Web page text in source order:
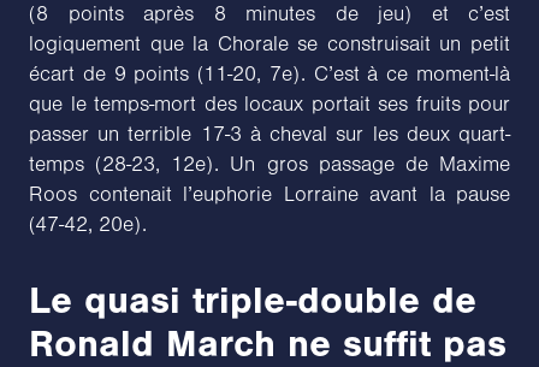
(8 points après 8 minutes de jeu) et c’est
logiquement que la Chorale se construisait un petit
écart de 9 points (11-20, 7e). C’est à ce moment-là
que le temps-mort des locaux portait ses fruits pour
passer un terrible 17-3 à cheval sur les deux quart-
temps (28-23, 12e). Un gros passage de Maxime
Roos contenait l’euphorie Lorraine avant la pause
(47-42, 20e).
Le quasi triple-double de
Ronald March ne suffit pas